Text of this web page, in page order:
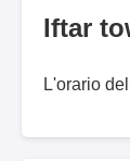
Iftar
L'orario